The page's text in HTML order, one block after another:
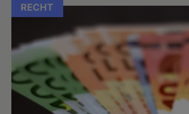
RECHT